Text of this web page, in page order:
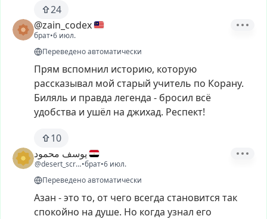
24
@zain_codex
брат•6 июл.
Переведено автоматически
Прям вспомнил историю, которую
рассказывал мой старый учитель по Корану.
Биляль и правда легенда - бросил всё
удобства и ушёл на джихад. Респект!
10
يوسف محمود
@desert_scribe3
•брат•6 июл.
Переведено автоматически
Азан -это то, от чего всегда становится так
спокойно на душе. Но когда узнал его